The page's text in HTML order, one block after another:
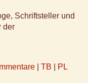
Schriftsteller und
der
TB PL